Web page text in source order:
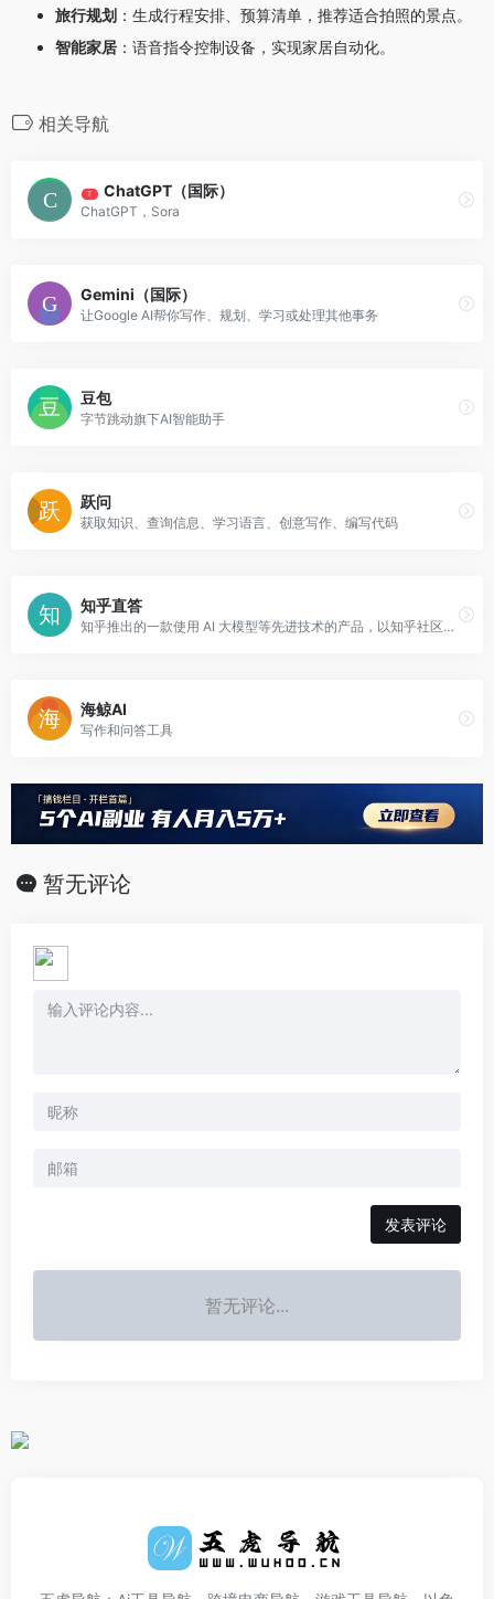
旅行规划 ：生成行程安排、预算清单，推荐适合拍照的景点。
智能家居 ：语音指令控制设备，实现家居自动化。
相关导航
T ChatGPT（国际）
ChatGPT，Sora
Gemini（国际）
让Google AI帮你写作、规划、学习或处理其他事务
豆包
字节跳动旗下AI智能助手
跃问
获取知识、查询信息、学习语言、创意写作、编写代码
知乎直答
知乎推出的一款使用 AI 大模型等先进技术的产品，以知乎社区的优质内容为核心，多种数据源为辅助，为人们提供一种全新的获取可靠信息的途径。
海鲸AI
写作和问答工具
暂无评论
发表评论
暂无评论...